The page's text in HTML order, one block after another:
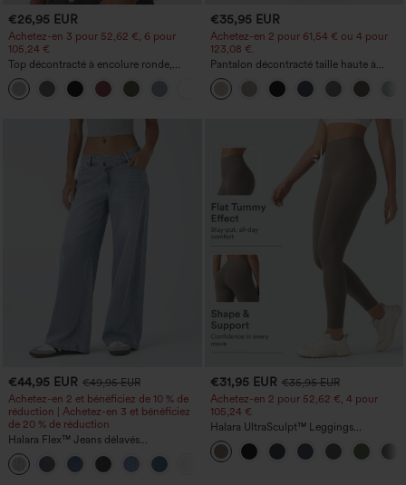
€26,95 EUR
Achetez-en 3 pour 52,62 €, 6 pour
105,24 €
Top décontracté à encolure ronde,
manches chauve-souris et coupe ample
+1
€35,95 EUR
Achetez-en 2 pour 61,54 € ou 4 pour
123,08 €.
Pantalon décontracté taille haute à
jambe droite, effet lin, avec poches
€44,95 EUR €49,95 EUR
Achetez-en 2 et bénéficiez de 10 % de
réduction | Achetez-en 3 et bénéficiez
de 20 % de réduction
Halara Flex™ Jeans délavés
décontractés, coupe baggy à jambe
large, taille basse asymétrique, poches
zippées
€31,95 EUR €35,95 EUR
Achetez-en 2 pour 52,62 €, 4 pour
105,24 €
Halara UltraSculpt™ Leggings
d'entraînement sculptants taille haute,
effet ventre plat, avec poche